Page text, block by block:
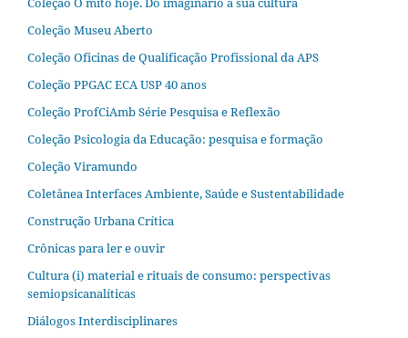
Coleção Museu Aberto
Coleção Oficinas de Qualificação Profissional da APS
Coleção PPGAC ECA USP 40 anos
Coleção ProfCiAmb Série Pesquisa e Reflexão
Coleção Psicologia da Educação: pesquisa e formação
Coleção Viramundo
Coletânea Interfaces Ambiente, Saúde e Sustentabilidade
Construção Urbana Crítica
Crônicas para ler e ouvir
Cultura (i) material e rituais de consumo: perspectivas
semiopsicanalíticas
Diálogos Interdisciplinares